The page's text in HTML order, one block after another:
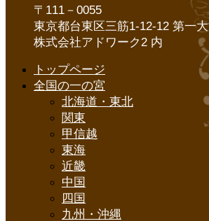
〒111－0055
東京都台東区三筋1-12-12 第一
株式会社アドワーク2 内
トップページ
全国の一の宮
北海道・東北
関東
甲信越
東海
近畿
中国
四国
九州・沖縄